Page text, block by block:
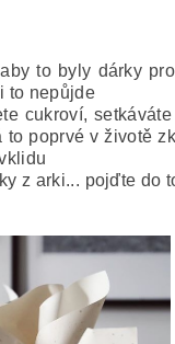
to byly dárky
to nepůjde
cukroví,
poprvé v životě
z arki... pojďte do